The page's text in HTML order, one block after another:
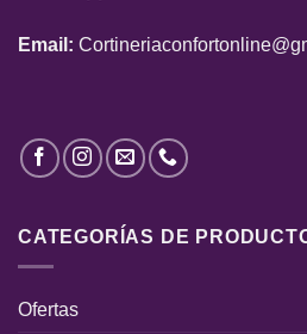
Email:
CATEGORÍAS DE
Ofertas